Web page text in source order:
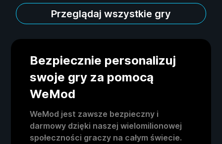
Przeglądaj wszystkie gry
Bezpiecznie personalizuj
swoje gry za pomocą
WeMod
WeMod jest zawsze bezpieczny i
darmowy dzięki naszej wielomilionowej
społeczności graczy na całym świecie.